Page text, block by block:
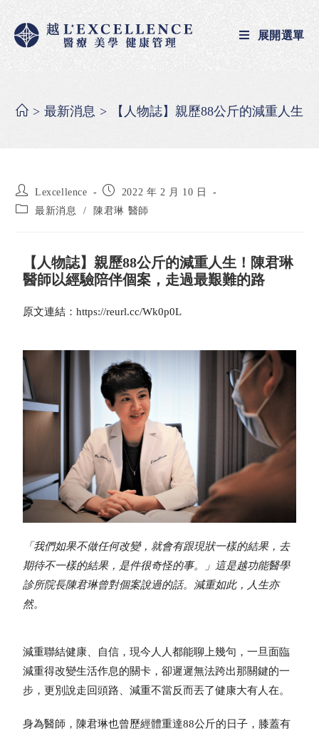
展開選單
> 最新消息 > 【人物誌】親歷88公斤的減重人生
Lexcellence
2022 年 2 月 10 日
最新消息
/ 陳君琳 醫師
【人物誌】親歷88公斤的減重人生！陳君琳
醫師以經驗陪伴個案，走過最艱難的路
原文連結：https://reurl.cc/Wk0p0L
「我們如果不做任何改變，就會有跟現狀一樣的結果，去
期待不一樣的結果，是件很奇怪的事。」這是越功能醫學
診所院長陳君琳曾對個案說過的話。減重如此，人生亦
然。
減重聯結健康、自信，現今人人都能聊上幾句，一旦面臨
減重得改變生活作息的關卡，卻遲遲無法跨出那關鍵的一
步，更別說走回頭路、減重不當反而丟了健康大有人在。
身為醫師，陳君琳也曾歷經體重達88公斤的日子，膝蓋有